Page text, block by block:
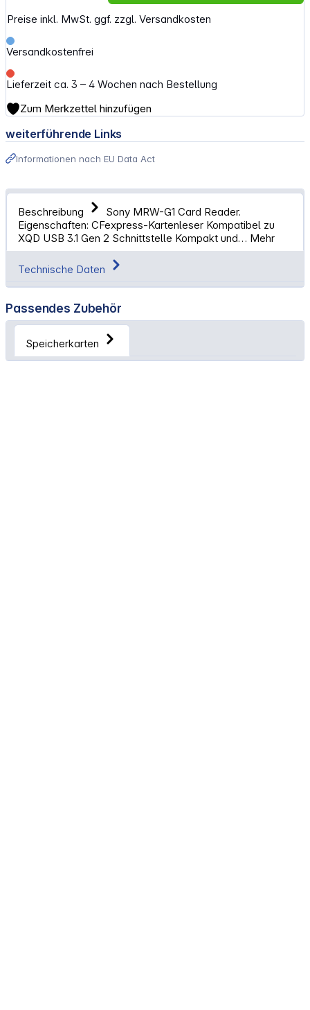
Preise inkl. MwSt. ggf. zzgl. Versandkosten
Versandkostenfrei
Lieferzeit ca. 3 – 4 Wochen nach Bestellung
Zum Merkzettel hinzufügen
weiterführende Links
Informationen nach EU Data Act
Beschreibung
Sony MRW-G1 Card Reader.
Eigenschaften: CFexpress-Kartenleser Kompatibel zu
XQD USB 3.1 Gen 2 Schnittstelle Kompakt und… Mehr
Technische Daten
Passendes Zubehör
Speicherkarten